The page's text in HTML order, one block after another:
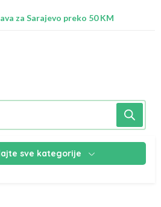
za Sarajevo preko 50 KM
sve kategorije